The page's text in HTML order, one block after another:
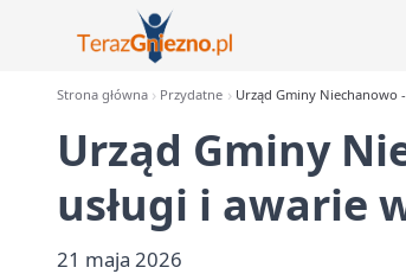
Strona główna Przydatne Urząd Gminy Niechanowo
Urząd Gminy
usługi i awarie
21 maja 2026